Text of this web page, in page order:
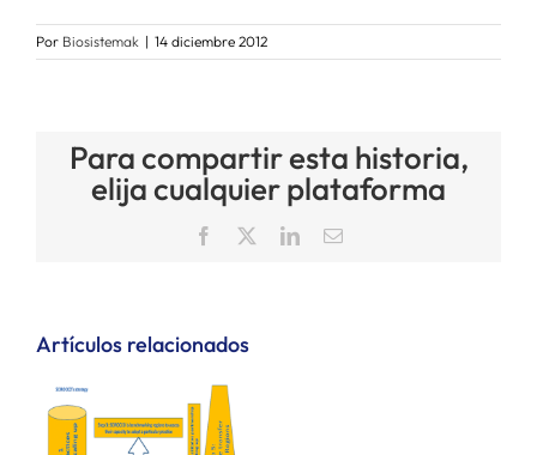
Por Biosistemak | 14 diciembre 2012
Para compartir esta historia,
elija cualquier plataforma
Facebook LinkedInCorreo
Artículos relacionados